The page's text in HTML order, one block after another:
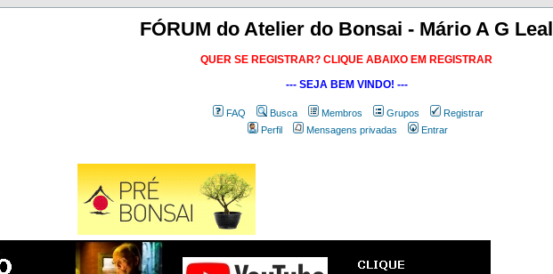
FÓRUM do Atelier do Bonsai - Mário A G Leal
QUER SE REGISTRAR? CLIQUE ABAIXO EM REGISTRAR
--- SEJA BEM VINDO! ---
FAQ Busca Membros Grupos
Registrar
Perfil
Mensagens privadas Entrar